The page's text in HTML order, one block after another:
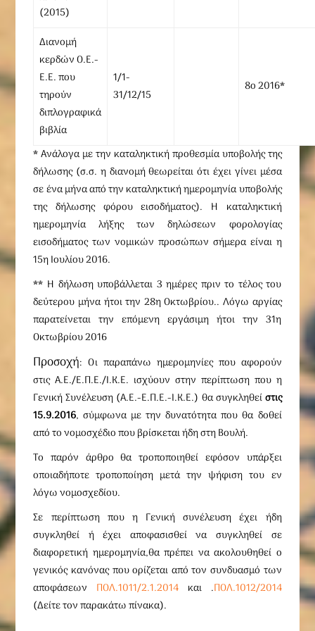
(2015)
Διανομή
κερδών Ο.Ε.-
Ε.Ε. που
τηρούν
διπλογραφικά
βιβλία
1/1-
31/12/15
8ο 2016*
* Ανάλογα με την καταληκτική προθεσμία υποβολής της
δήλωσης (σ.σ. η διανομή θεωρείται ότι έχει γίνει μέσα
σε ένα μήνα από την καταληκτική ημερομηνία υποβολής
της δήλωσης φόρου εισοδήματος). Η καταληκτική
ημερομηνία λήξης των δηλώσεων φορολογίας
εισοδήματος των νομικών προσώπων σήμερα είναι η
15η Ιουλίου 2016.
** Η δήλωση υποβάλλεται 3 ημέρες πριν το τέλος του
δεύτερου μήνα ήτοι την 28η Οκτωβρίου.. Λόγω αργίας
παρατείνεται την επόμενη εργάσιμη ήτοι την 31η
Οκτωβρίου 2016
Προσοχή: Οι παραπάνω ημερομηνίες που αφορούν
στις Α.Ε./Ε.Π.Ε./Ι.Κ.Ε. ισχύουν στην περίπτωση που η
Γενική Συνέλευση (Α.Ε.-Ε.Π.Ε.-Ι.Κ.Ε.) θασυγκληθείστις
15.9.2016, σύμφωνα με την δυνατότητα που θα δοθεί
από το νομοσχέδιο που βρίσκεται ήδη στη Βουλή.
Το παρόν άρθρο θα τροποποιηθεί εφόσον υπάρξει
οποιαδήποτε τροποποίηση μετά την ψήφιση του εν
λόγω νομοσχεδίου.
Σε περίπτωση που η Γενική συνέλευση έχει ήδη
συγκληθεί ή έχει αποφασισθεί να συγκληθεί σε
διαφορετική ημερομηνία,θα πρέπει να ακολουθηθεί ο
γενικός κανόνας που ορίζεται από τον συνδυασμό των
αποφάσεων ΠΟΛ.1011/2.1.2014 και .ΠΟΛ.1012/2014
(Δείτε τον παρακάτω πίνακα).